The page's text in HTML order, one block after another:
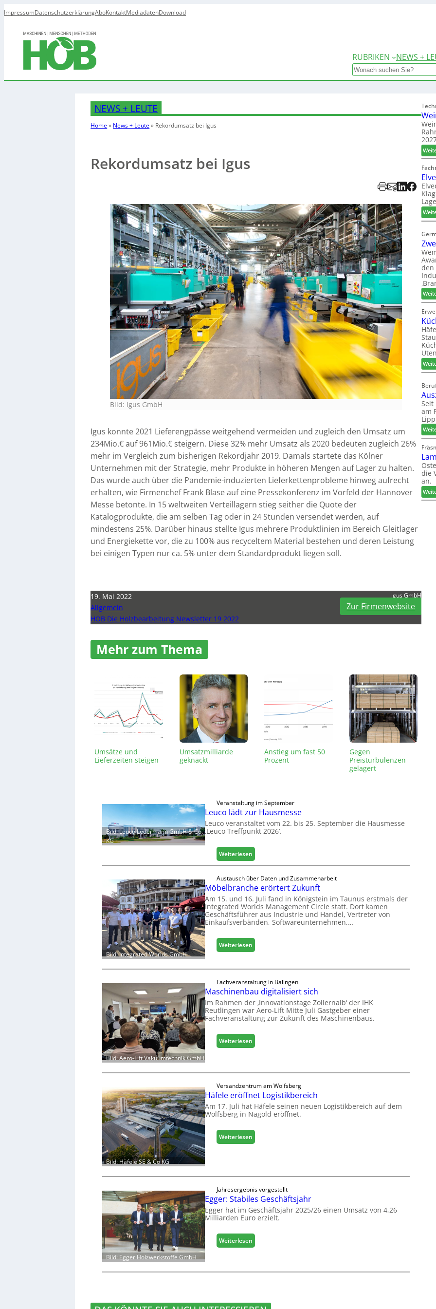
ImpressumDatenschutzerklärungAboKontaktMediadatenDownload
RUBRIKEN NEWS +
Search
NEWS + LEUTE
Home» News + Leute» Rekordumsatz bei Igus
Rekordumsatz bei Igus
Bild: Igus GmbH
Igus konnte 2021 Lieferengpässe weitgehend vermeiden und zugleich den Umsatz um
234Mio.€ auf 961Mio.€ steigern. Diese 32% mehr Umsatz als 2020 bedeuten zugleich 26%
mehr im Vergleich zum bisherigen Rekordjahr 2019. Damals startete das Kölner
Unternehmen mit der Strategie, mehr Produkte in höheren Mengen auf Lager zu halten.
Das wurde auch über die Pandemie-induzierten Lieferkettenprobleme hinweg aufrecht
erhalten, wie Firmenchef Frank Blase auf eine Pressekonferenz im Vorfeld der Hannover
Messe betonte. In 15 weltweiten Verteillagern stieg seither die Quote der
Katalogprodukte, die am selben Tag oder in 24 Stunden versendet werden, auf
mindestens 25%. Darüber hinaus stellte Igus mehrere Produktlinien im Bereich Gleitlager
und Energiekette vor, die zu 100% aus recyceltem Material bestehen und deren Leistung
bei einigen Typen nur ca. 5% unter dem Standardprodukt liegen soll.
19. Mai 2022
Allgemein
HOB Die Holzbearbeitung Newsletter 19 2022
igus GmbH
Zur Firmenwebsite
Mehr zum Thema
Umsätze und
Lieferzeiten steigen
Umsatzmilliarde
geknackt
Anstieg um fast 50
Prozent
Gegen
Preisturbulenzen
gelagert
Bild: Leuco Ledermann GmbH & Co.
KG
Veranstaltung im September
Leuco lädt zur Hausmesse
Leuco veranstaltet vom 22. bis 25. September die Hausmesse
‚Leuco Treffpunkt 2026‘.
Weiterlesen:
L
u
c
o
l
ä
d
t
z
a
u
s
m
e
s
e
Bild: Integrated Worlds GmbH
Austausch über Daten und Zusammenarbeit
Möbelbranche erörtert Zukunft
Am 15. und 16. Juli fand in Königstein im Taunus erstmals der
Integrated Worlds Management Circle statt. Dort kamen
Geschäftsführer aus Industrie und Handel, Vertreter von
Einkaufsverbänden, Softwareunternehmen,…
Weiterlesen:
M
b
e
l
b
r
a
c
h
r
ö
r
e
t
Z
n
t
Bild: Aero-Lift Vakuumtechnik GmbH
Fachveranstaltung in Balingen
Maschinenbau digitalisiert sich
Im Rahmen der ‚Innovationstage Zollernalb‘ der IHK
Reutlingen war Aero-Lift Mitte Juli Gastgeber einer
Fachveranstaltung zur Zukunft des Maschinenbaus.
Weiterlesen:
M
h
i
n
e
b
a
g
i
t
a
l
s
i
t
Bild: Häfele SE & Co KG
Versandzentrum am Wolfsberg
Häfele eröffnet Logistikbereich
Am 17. Juli hat Häfele seinen neuen Logistikbereich auf dem
Wolfsberg in Nagold eröffnet.
Weiterlesen:
H
e
e
r
ö
n
L
i
Bild: Egger Holzwerkstoffe GmbH
Jahresergebnis vorgestellt
Egger: Stabiles Geschäftsjahr
Egger hat im Geschäftsjahr 2025/26 einen Umsatz von 4,26
Milliarden Euro erzielt.
Weiterlesen:
E
S
den
Seit
am
die
an.